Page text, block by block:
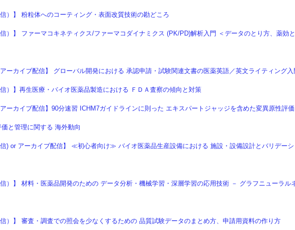
）】 粉粒体へのコーティング・表面改質技術の勘どころ
）】 ファーマコキネティクス/ファーマコダイナミクス (PK/PD)解析入門 ＜データのとり方、薬効
ーカイブ配信】 グローバル開発における 承認申請・試験関連文書の医薬英語／英文ライティング入
）】再生医療・バイオ医薬品製造における ＦＤＡ査察の傾向と対策
ーカイブ配信】90分速習 ICHM7ガイドラインに則った エキスパートジャッジを含めた変異原性評
と管理に関する 海外動向
信) or アーカイブ配信】 ≪初心者向け≫ バイオ医薬品生産設備における 施設・設備設計とバリデー
）】 材料・医薬品開発のための データ分析・機械学習・深層学習の応用技術 － グラフニューラル
）】 審査・調査での照会を少なくするための 品質試験データのまとめ方、申請用資料の作り方